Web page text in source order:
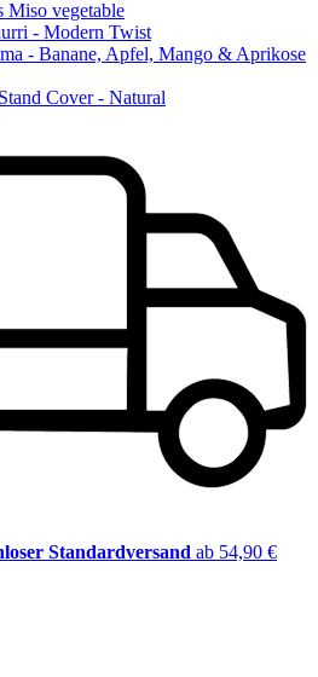
vegetable
- Modern Twist
- Banane, Apfel, Mango & Aprikose
Cover - Natural
Standardversand ab 54,90 €